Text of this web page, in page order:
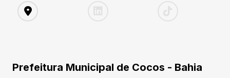
Prefeitura Municipal de Cocos - Bahia